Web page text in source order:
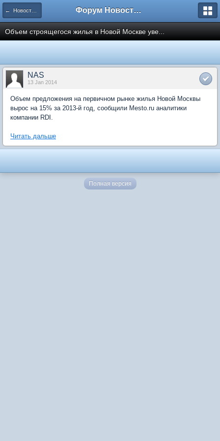
← Новости рынка недвижимости Форум Новостройки
Объем строящегося жилья в Новой Москве уве...
NAS
13 Jan 2014
Объем предложения на первичном рынке жилья Новой Москвы
вырос на 15% за 2013-й год, сообщили Mesto.ru аналитики
компании RDI.
Читать дальше
Полная версия